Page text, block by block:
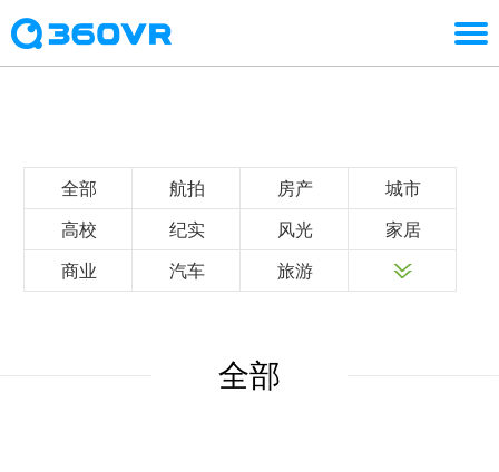
全部 航拍 房产 城市
高校 纪实 风光 家居
商业 汽车 旅游
全部